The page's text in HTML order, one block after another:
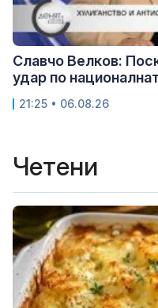
Славчо Велков:
удар по
21:25 • 06.08.26
Четени